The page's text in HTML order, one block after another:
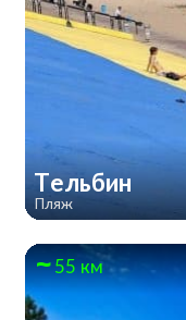
Тельбин
Пляж
55 км